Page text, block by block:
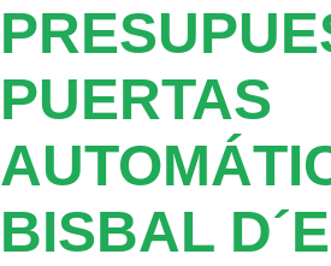
PUERTAS
BISBAL